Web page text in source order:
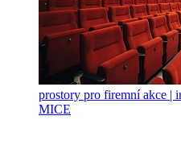
prostory pro firemní akce |
MICE